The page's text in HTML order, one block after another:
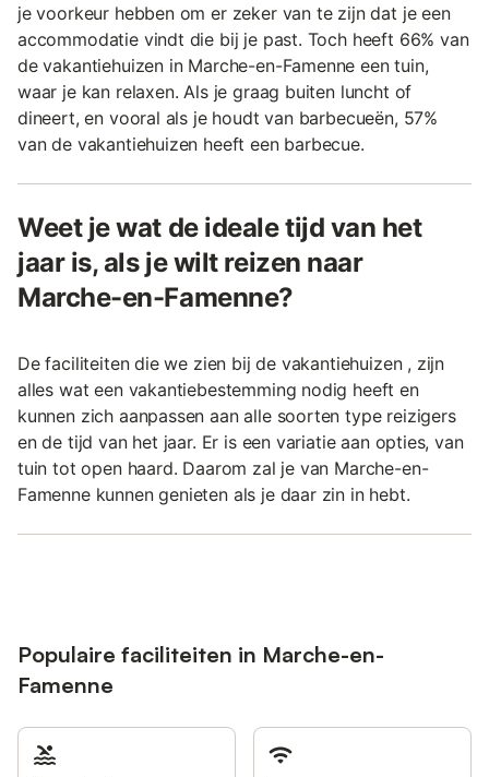
je voorkeur hebben om er zeker van te zijn dat je een
accommodatie vindt die bij je past. Toch heeft 66% van
de vakantiehuizen in Marche-en-Famenne een tuin,
waar je kan relaxen. Als je graag buiten luncht of
dineert, en vooral als je houdt van barbecueën, 57%
van de vakantiehuizen heeft een barbecue.
Weet je wat de ideale tijd van het
jaar is, als je wilt reizen naar
Marche-en-Famenne?
De faciliteiten die we zien bij de vakantiehuizen , zijn
alles wat een vakantiebestemming nodig heeft en
kunnen zich aanpassen aan alle soorten type reizigers
en de tijd van het jaar. Er is een variatie aan opties, van
tuin tot open haard. Daarom zal je van Marche-en-
Famenne kunnen genieten als je daar zin in hebt.
Populaire faciliteiten in Marche-en-
Famenne